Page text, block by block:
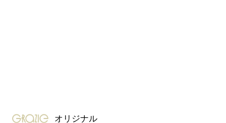
gravure-grazie
オリジナル